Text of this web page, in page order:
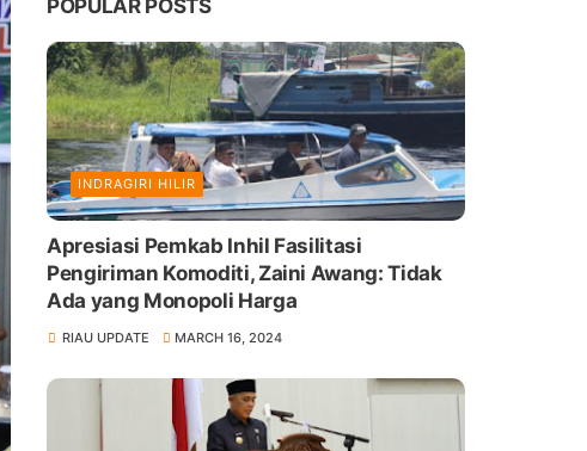
POPULAR POSTS
INDRAGIRI HILIR
Apresiasi Pemkab Inhil Fasilitasi
Pengiriman Komoditi, Zaini Awang: Tidak
Ada yang Monopoli Harga
RIAU UPDATE MARCH 16, 2024